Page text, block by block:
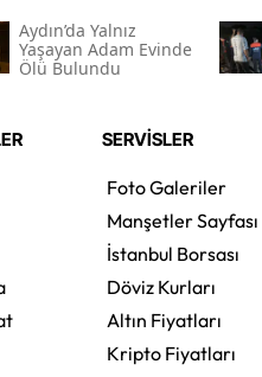
Aydın’da Yalnız
Yaşayan Adam Evinde
Ölü Bulundu
SERVİSLER
Foto Galeriler
Manşetler Sayfası
İstanbul Borsası
Döviz Kurları
Altın Fiyatları
Kripto Fiyatları